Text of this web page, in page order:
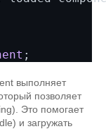
выполняет
позволяет
Это помогает
и загружать